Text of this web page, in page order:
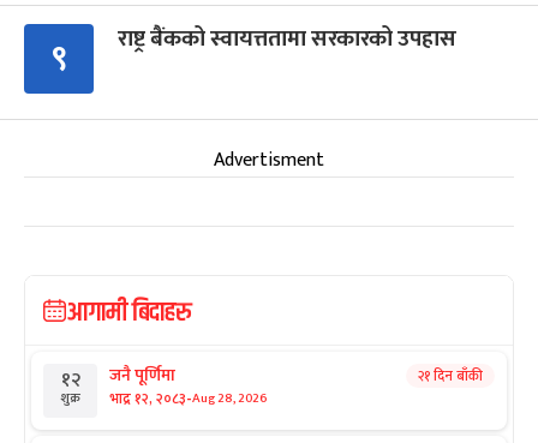
९ राष्ट्र बैंकको स्वायत्ततामा सरकारको उपहास
Advertisment
आगामी बिदाहरु
१२
शुक्र
जनै पूर्णिमा
भाद्र १२, २०८३-Aug 28, 2026
२१ दिन बाँकी